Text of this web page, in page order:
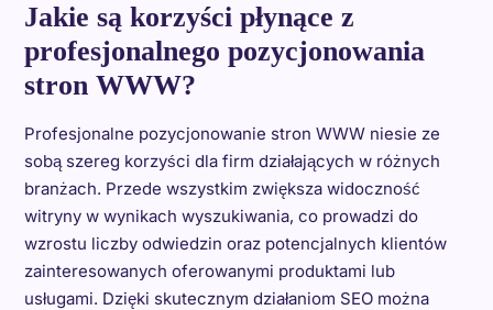
Jakie są korzyści płynące z
profesjonalnego pozycjonowania
stron WWW?
Profesjonalne pozycjonowanie stron WWW niesie ze
sobą szereg korzyści dla firm działających w różnych
branżach. Przede wszystkim zwiększa widoczność
witryny w wynikach wyszukiwania, co prowadzi do
wzrostu liczby odwiedzin oraz potencjalnych klientów
zainteresowanych oferowanymi produktami lub
usługami. Dzięki skutecznym działaniom SEO można